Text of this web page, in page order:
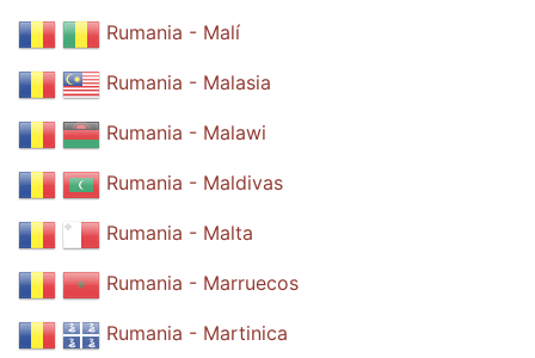
Rumania - Malí
Rumania - Malasia
Rumania - Malawi
Rumania - Maldivas
Rumania - Malta
Rumania - Marruecos
Rumania - Martinica